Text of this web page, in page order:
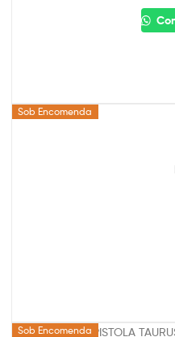
Sob Encomenda
Sob Encomenda